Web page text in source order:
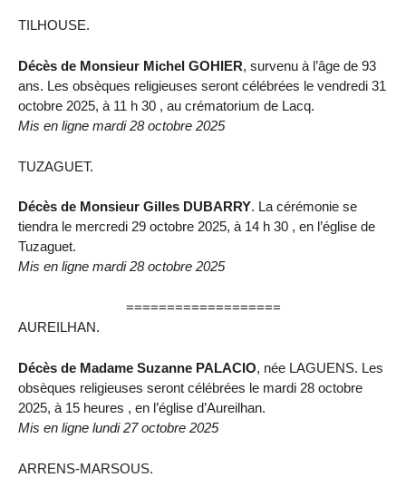
TILHOUSE.
Décès de Monsieur Michel GOHIER, survenu à l’âge de 93
ans. Les obsèques religieuses seront célébrées le vendredi 31
octobre 2025, à 11 h 30 , au crématorium de Lacq.
Mis en ligne mardi 28 octobre 2025
TUZAGUET.
Décès de Monsieur Gilles DUBARRY. La cérémonie se
tiendra le mercredi 29 octobre 2025, à 14 h 30 , en l’église de
Tuzaguet.
Mis en ligne mardi 28 octobre 2025
===================
AUREILHAN.
Décès de Madame Suzanne PALACIO, née LAGUENS. Les
obsèques religieuses seront célébrées le mardi 28 octobre
2025, à 15 heures , en l’église d’Aureilhan.
Mis en ligne lundi 27 octobre 2025
ARRENS-MARSOUS.